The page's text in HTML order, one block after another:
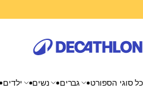
כל סוגי הספורט גברים נשים ילדים